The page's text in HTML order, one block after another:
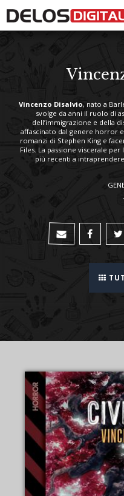
Vincenzo Disalvio, nato a
svolge da anni il ruolo di
dell’immigrazione e della
affascinato dal genere horror
romanzi di Stephen King e
Files. La passione viscerale
più recenti a